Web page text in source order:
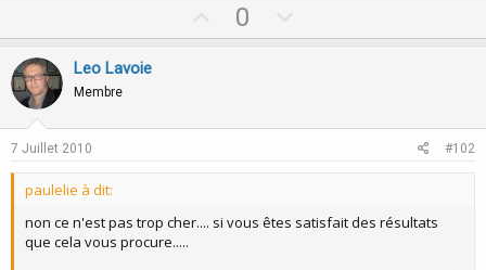
p
t
0
o
v
Leo Lavoie
Membre
7 Juillet 2010 #102
paulelie à dit:
non ce n'est pas trop cher.... si vous êtes satisfait des résultats
que cela vous procure.....